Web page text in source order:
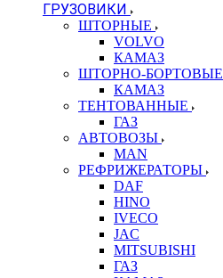
ГРУЗОВИКИ
ШТОРНЫЕ
VOLVO
КАМАЗ
ШТОРНО-БОРТОВЫЕ
КАМАЗ
ТЕНТОВАННЫЕ
ГАЗ
АВТОВОЗЫ
MAN
РЕФРИЖЕРАТОРЫ
DAF
HINO
IVECO
JAC
MITSUBISHI
ГАЗ